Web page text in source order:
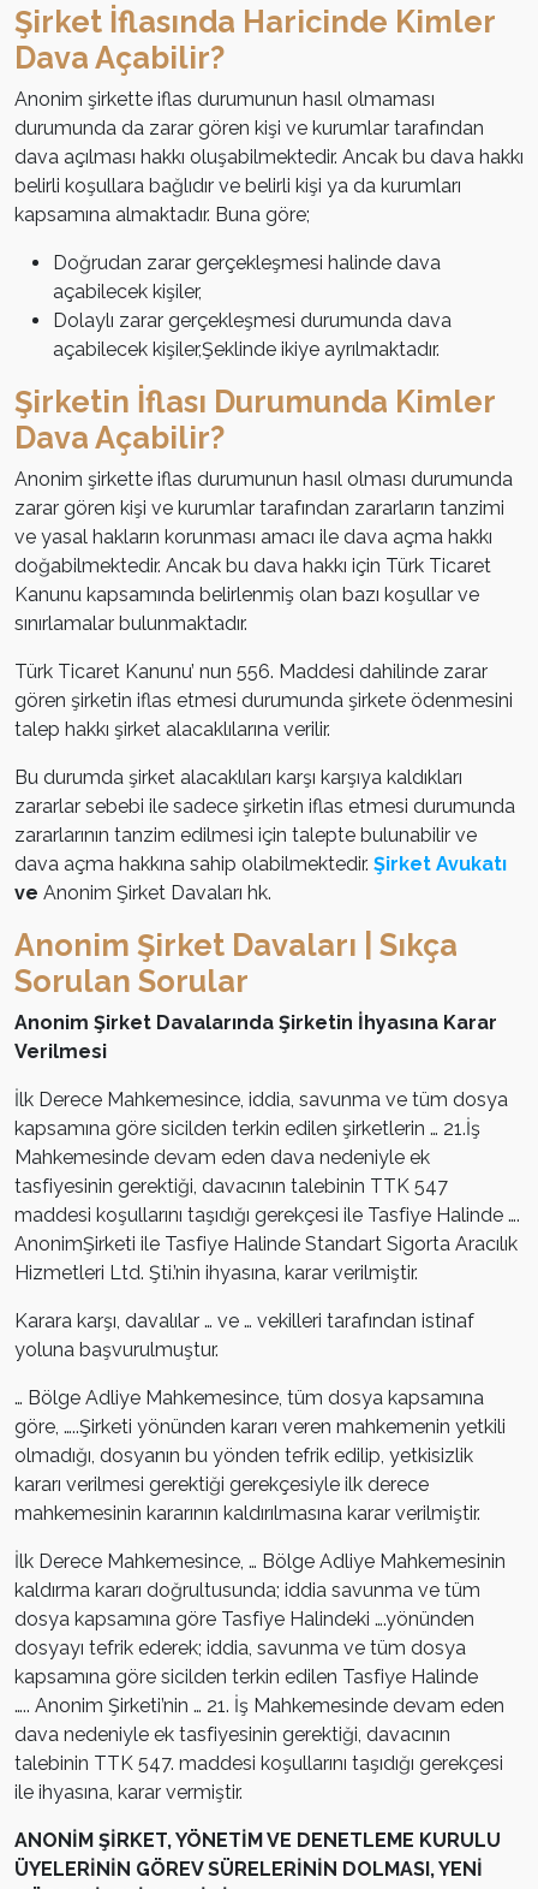
Şirket İflasında Haricinde Kimler
Dava Açabilir?
Anonim şirkette iflas durumunun hasıl olmaması
durumunda da zarar gören kişi ve kurumlar tarafından
dava açılması hakkı oluşabilmektedir. Ancak bu dava hakkı
belirli koşullara bağlıdır ve belirli kişi ya da kurumları
kapsamına almaktadır. Buna göre;
Doğrudan zarar gerçekleşmesi halinde dava
açabilecek kişiler,
Dolaylı zarar gerçekleşmesi durumunda dava
açabilecek kişiler,Şeklinde ikiye ayrılmaktadır.
Şirketin İflası Durumunda Kimler
Dava Açabilir?
Anonim şirkette iflas durumunun hasıl olması durumunda
zarar gören kişi ve kurumlar tarafından zararların tanzimi
ve yasal hakların korunması amacı ile dava açma hakkı
doğabilmektedir. Ancak bu dava hakkı için Türk Ticaret
Kanunu kapsamında belirlenmiş olan bazı koşullar ve
sınırlamalar bulunmaktadır.
Türk Ticaret Kanunu’ nun 556. Maddesi dahilinde zarar
gören şirketin iflas etmesi durumunda şirkete ödenmesini
talep hakkı şirket alacaklılarına verilir.
Bu durumda şirket alacaklıları karşı karşıya kaldıkları
zararlar sebebi ile sadece şirketin iflas etmesi durumunda
zararlarının tanzim edilmesi için talepte bulunabilir ve
dava açma hakkına sahip olabilmektedir. Şirket Avukatı
ve Anonim Şirket Davaları hk.
Anonim Şirket Davaları | Sıkça
Sorulan Sorular
Anonim Şirket Davalarında Şirketin İhyasına Karar
Verilmesi
İlk Derece Mahkemesince, iddia, savunma ve tüm dosya
kapsamına göre sicilden terkin edilen şirketlerin … 21.İş
Mahkemesinde devam eden dava nedeniyle ek
tasfiyesinin gerektiği, davacının talebinin TTK 547
maddesi koşullarını taşıdığı gerekçesi ile Tasfiye Halinde ….
AnonimŞirketi ile Tasfiye Halinde Standart Sigorta Aracılık
Hizmetleri Ltd. Şti.’nin ihyasına, karar verilmiştir.
Karara karşı, davalılar … ve … vekilleri tarafından istinaf
yoluna başvurulmuştur.
… Bölge Adliye Mahkemesince, tüm dosya kapsamına
göre, …..Şirketi yönünden kararı veren mahkemenin yetkili
olmadığı, dosyanın bu yönden tefrik edilip, yetkisizlik
kararı verilmesi gerektiği gerekçesiyle ilk derece
mahkemesinin kararının kaldırılmasına karar verilmiştir.
İlk Derece Mahkemesince, … Bölge Adliye Mahkemesinin
kaldırma kararı doğrultusunda; iddia savunma ve tüm
dosya kapsamına göre Tasfiye Halindeki ….yönünden
dosyayı tefrik ederek; iddia, savunma ve tüm dosya
kapsamına göre sicilden terkin edilen Tasfiye Halinde
….. Anonim Şirketi’nin … 21. İş Mahkemesinde devam eden
dava nedeniyle ek tasfiyesinin gerektiği, davacının
talebinin TTK 547. maddesi koşullarını taşıdığı gerekçesi
ile ihyasına, karar vermiştir.
ANONİM ŞİRKET, YÖNETİM VE DENETLEME KURULU
ÜYELERİNİN GÖREV SÜRELERİNİN DOLMASI, YENİ